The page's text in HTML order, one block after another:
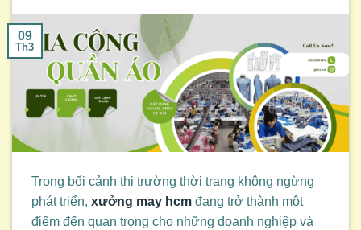
09
Th3
Trong bối cảnh thị trường thời trang không ngừng
phát triển, xưởng may hcm đang trở thành một
điểm đến quan trọng cho những doanh nghiệp và